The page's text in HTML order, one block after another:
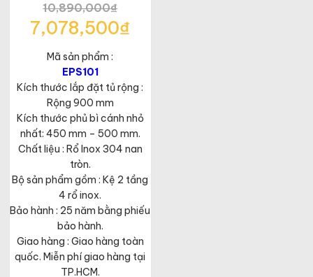
10,890,000₫
Giá
gốc
là:
10,890,000₫.
7,078,500₫
hiện
tại
là:
7,078,500₫.
Mã sản phẩm :
EPS101
Kích thước lắp đặt tủ rộng :
Rộng 900 mm
Kích thước phủ bì cánh nhỏ
nhất: 450 mm – 500 mm.
Chất liệu : Rổ Inox 304 nan
tròn.
Bộ sản phẩm gồm : Kệ 2 tầng
4 rổ inox.
Bảo hành : 25 năm bằng phiếu
bảo hành.
Giao hàng : Giao hàng toàn
quốc. Miễn phí giao hàng tại
TP.HCM.